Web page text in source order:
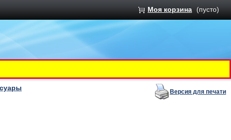
Моя корзина (пусто)
Версия для печати